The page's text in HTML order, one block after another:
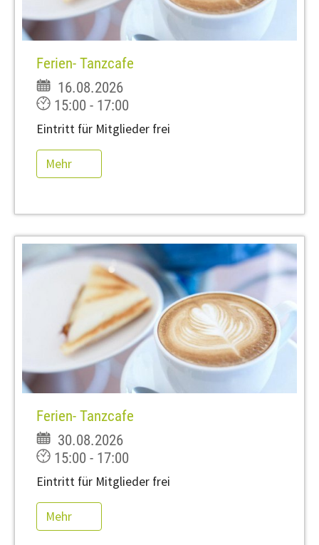
Ferien- Tanzcafe
16.08.2026
15:00 - 17:00
Eintritt für Mitglieder frei
Mehr
Ferien- Tanzcafe
30.08.2026
15:00 - 17:00
Eintritt für Mitglieder frei
Mehr